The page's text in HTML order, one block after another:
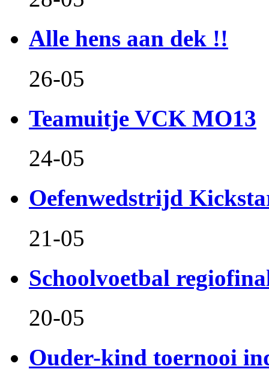
Alle hens aan dek !!
26-05
Teamuitje VCK MO13
24-05
Oefenwedstrijd
21-05
Schoolvoetbal
20-05
Ouder-kind toernooi